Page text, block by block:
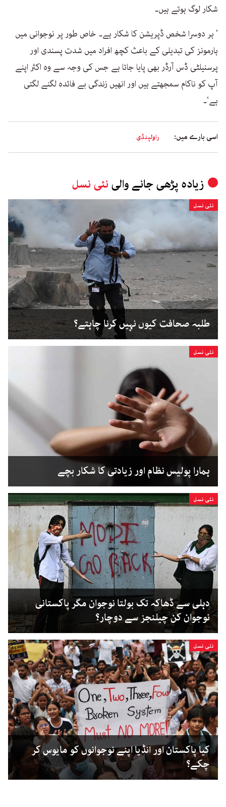
شکار لوگ ہوتے ہیں۔
’ ہر دوسرا شخص ڈپریشن کا شکار ہے۔ خاص طور پر نوجوانی میں
ہارمونز کی تبدیلی کے باعث کچھ افراد میں شدت پسندی اور
پرسنیلٹی ڈس آرڈر بھی پایا جاتا ہے جس کی وجہ سے وہ اکثر اپنے
آپ کو ناکام سمجھتے ہیں اور انھیں زندگی بے فائدہ لگنے لگتی
ہے‘۔
اسی بارے میں: راولپنڈی
زیادہ پڑھی جانے والی نئی نسل
نئی نسل
طلبہ صحافت کیوں نہیں کرنا چاہتے؟
نئی نسل
ہمارا پولیس نظام اور زیادتی کا شکار بچے
نئی نسل
دہلی سے ڈھاکہ تک بولتا نوجوان مگر پاکستانی
نوجوان کن چیلنجز سے دوچار؟
نئی نسل
کیا پاکستان اور انڈیا اپنے نوجوانوں کو مایوس کر
چکے؟